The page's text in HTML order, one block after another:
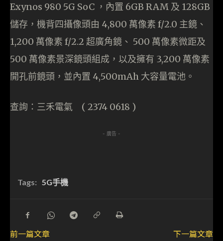
Exynos 980 5G SoC ，內置 6GB RAM 及 128GB
儲存，機背四攝像頭由 4,800 萬像素 f/2.0 主鏡、
1,200 萬像素 f/2.2 超廣角鏡、 500 萬像素微距及
500 萬像素景深鏡頭組成，以及擁有 3,200 萬像素
開孔前鏡頭，並內置 4,500mAh 大容量電池。
查詢：三禾電氣 ( 2374 0618 )
- 廣告 -
Tags: 5G手機
前一篇文章
下一篇文章